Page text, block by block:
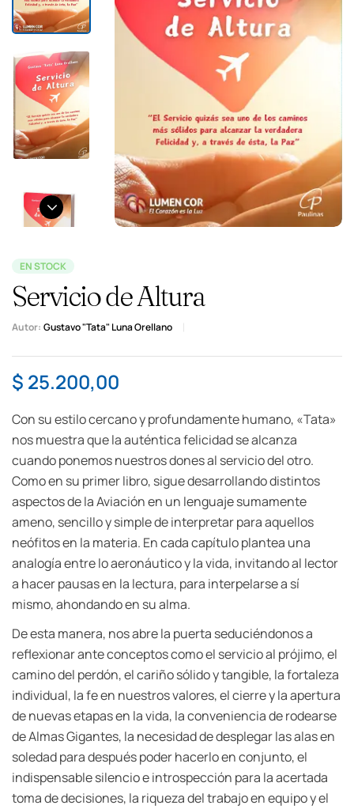
EN STOCK
Servicio de Altura
Autor: Gustavo "Tata" Luna Orellano
$ 25.200,00
Con su estilo cercano y profundamente humano, «Tata»
nos muestra que la auténtica felicidad se alcanza
cuando ponemos nuestros dones al servicio del otro.
Como en su primer libro, sigue desarrollando distintos
aspectos de la Aviación en un lenguaje sumamente
ameno, sencillo y simple de interpretar para aquellos
neófitos en la materia. En cada capítulo plantea una
analogía entre lo aeronáutico y la vida, invitando al lector
a hacer pausas en la lectura, para interpelarse a sí
mismo, ahondando en su alma.
De esta manera, nos abre la puerta seduciéndonos a
reflexionar ante conceptos como el servicio al prójimo, el
camino del perdón, el cariño sólido y tangible, la fortaleza
individual, la fe en nuestros valores, el cierre y la apertura
de nuevas etapas en la vida, la conveniencia de rodearse
de Almas Gigantes, la necesidad de desplegar las alas en
soledad para después poder hacerlo en conjunto, el
indispensable silencio e introspección para la acertada
toma de decisiones, la riqueza del trabajo en equipo y el